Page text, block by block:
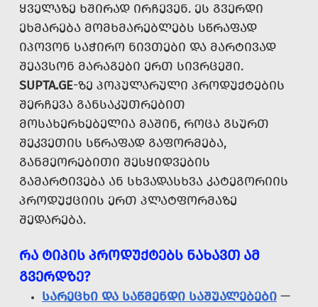
ᲧᲕᲔᲚᲐᲖᲔ ᲮᲨᲘᲠᲐᲓ ᲘᲠᲩᲔᲕᲔᲜ. ᲔᲡ ᲒᲕᲔᲠᲓᲘ
ᲔᲮᲛᲐᲠᲔᲑᲐ ᲛᲝᲛᲮᲛᲐᲠᲔᲑᲚᲔᲑᲡ ᲡᲬᲠᲐᲤᲐᲓ
ᲘᲞᲝᲕᲝᲜ ᲡᲐᲭᲘᲠᲝ ᲜᲘᲕᲗᲔᲑᲘ ᲓᲐ ᲛᲐᲠᲢᲘᲕᲐᲓ
ᲨᲔᲐᲕᲡᲝᲜ ᲛᲐᲠᲐᲒᲔᲑᲘ ᲔᲠᲗ ᲡᲘᲕᲠᲪᲔᲨᲘ.
SUPTA.GE-ᲖᲔ ᲞᲝᲞᲣᲚᲐᲠᲣᲚᲘ ᲞᲠᲝᲓᲣᲥᲢᲔᲑᲘᲡ
ᲨᲔᲠᲩᲔᲕᲐ ᲒᲐᲜᲡᲐᲙᲣᲗᲠᲔᲑᲘᲗ
ᲛᲝᲡᲐᲮᲔᲠᲮᲔᲑᲔᲚᲘᲐ ᲛᲐᲨᲘᲜ, ᲠᲝᲪᲐ ᲒᲡᲣᲠᲗ
ᲨᲔᲙᲕᲔᲗᲘᲡ ᲡᲬᲠᲐᲤᲐᲓ ᲒᲐᲤᲝᲠᲛᲔᲑᲐ,
ᲒᲐᲜᲛᲔᲝᲠᲔᲑᲘᲗᲘ ᲨᲔᲡᲧᲘᲓᲕᲔᲑᲘᲡ
ᲒᲐᲛᲐᲠᲢᲘᲕᲔᲑᲐ ᲐᲜ ᲡᲮᲕᲐᲓᲐᲡᲮᲕᲐ ᲙᲐᲢᲔᲒᲝᲠᲘᲘᲡ
ᲞᲠᲝᲓᲣᲥᲪᲘᲘᲡ ᲔᲠᲗ ᲞᲚᲐᲢᲤᲝᲠᲛᲐᲖᲔ
ᲨᲔᲓᲐᲠᲔᲑᲐ.
ᲠᲐ ᲢᲘᲞᲘᲡ ᲞᲠᲝᲓᲣᲥᲢᲔᲑᲡ ᲜᲐᲮᲐᲕᲗ ᲐᲛ
ᲒᲕᲔᲠᲓᲖᲔ?
ᲡᲐᲠᲔᲪᲮᲘ ᲓᲐ ᲡᲐᲬᲛᲔᲜᲓᲘ ᲡᲐᲨᲣᲐᲚᲔᲑᲔᲑᲘ —